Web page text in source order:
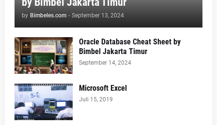
by Bimbeles.com - September 13, 2024
Oracle Database Cheat Sheet by
Bimbel Jakarta Timur
September 14, 2024
Microsoft Excel
Juli 15, 2019